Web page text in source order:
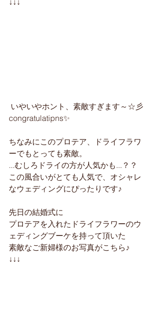
↓↓↓
いやいやホント、素敵すぎます～☆彡
congratulatipns✨
ちなみにこのプロテア、ドライフラワ
ーでもとっても素敵。
...むしろドライの方が人気かも...？？
この風合いがとても人気で、オシャレ
なウェディングにぴったりです♪
先日の結婚式に
プロテアを入れたドライフラワーのウ
ェディングブーケを持って頂いた
素敵なご新婦様のお写真がこちら♪
↓↓↓